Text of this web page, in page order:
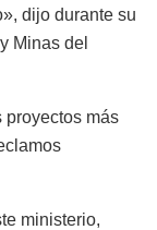
dijo durante su
Minas del
proyectos más
ministerio,